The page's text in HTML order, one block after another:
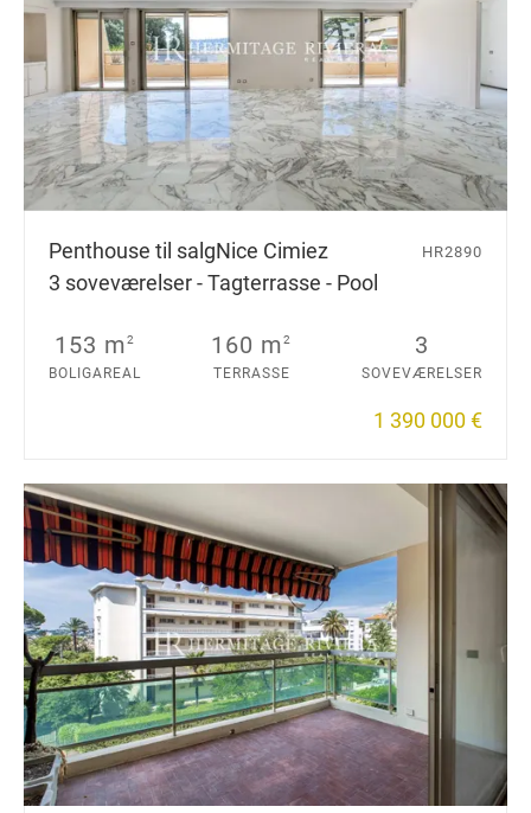
Penthouse til salgNice Cimiez
3 soveværelser - Tagterrasse - Pool
HR2890
153 m2
BOLIGAREAL
160 m2
TERRASSE
3
SOVEVÆRELSER
1 390 000 €